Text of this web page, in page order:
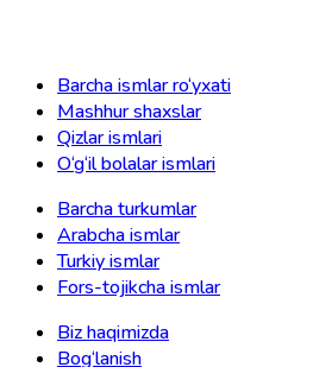
Barcha ismlar ro‘yxati
Mashhur shaxslar
Qizlar ismlari
O‘g‘il bolalar ismlari
Barcha turkumlar
Arabcha ismlar
Turkiy ismlar
Fors-tojikcha ismlar
Biz haqimizda
Bog‘lanish